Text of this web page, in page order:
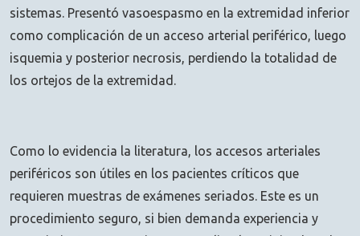
sistemas. Presentó vasoespasmo en la extremidad inferior
como complicación de un acceso arterial periférico, luego
isquemia y posterior necrosis, perdiendo la totalidad de
los ortejos de la extremidad.
Como lo evidencia la literatura, los accesos arteriales
periféricos son útiles en los pacientes críticos que
requieren muestras de exámenes seriados. Este es un
procedimiento seguro, si bien demanda experiencia y